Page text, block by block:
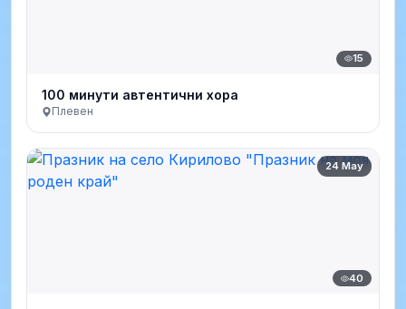
15
100 минути автентични хора
Плевен
24 May
40